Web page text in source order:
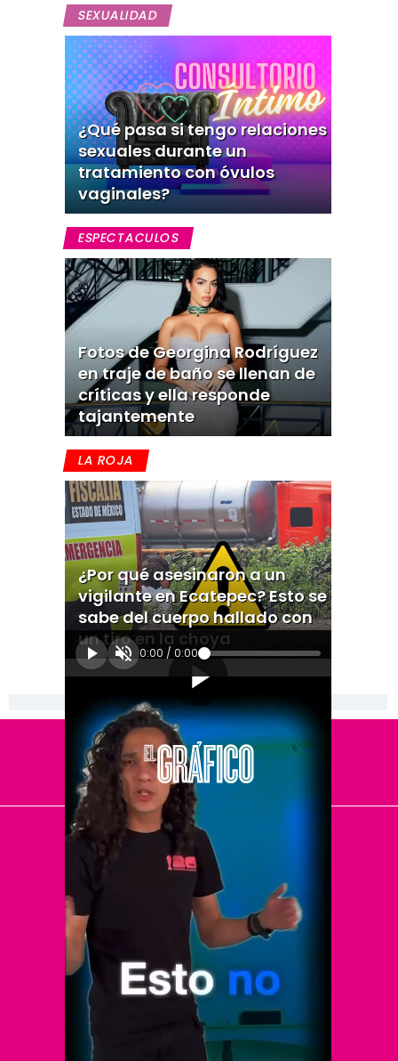
SEXUALIDAD
¿Qué pasa si tengo relaciones
sexuales durante un
tratamiento con óvulos
vaginales?
ESPECTACULOS
Fotos de Georgina Rodríguez
en traje de baño se llenan de
críticas y ella responde
tajantemente
LA ROJA
¿Por qué asesinaron a un
vigilante en Ecatepec? Esto se
sabe del cuerpo hallado con
un tiro en la choya
0:00 / 0:00
[Publicidad]
El Universal
Vive USA
Clase
De 10 sports
DeDinero